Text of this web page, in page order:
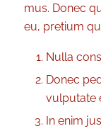
mus. Donec
eu, pretium
Nulla
Donec
vulputate
In enim